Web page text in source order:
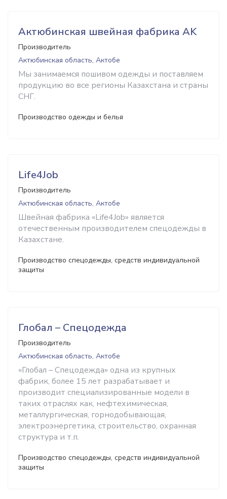
Актюбинская швейная фабрика AK
Производитель
Актюбинская область, Актобе
Мы занимаемся пошивом одежды и поставляем
продукцию во все регионы Казахстана и страны
СНГ.
Производство одежды и белья
Life4Job
Производитель
Актюбинская область, Актобе
Швейная фабрика «Life4Job» является
отечественным производителем спецодежды в
Казахстане.
Производство спецодежды, средств индивидуальной
защиты
Глобал – Спецодежда
Производитель
Актюбинская область, Актобе
«Глобал – Спецодежда» одна из крупных
фабрик, более 15 лет разрабатывает и
производит специализированные модели в
таких отраслях как, нефтехимическая,
металлургическая, горнодобывающая,
электроэнергетика, строительство, охранная
структура и т.п.
Производство спецодежды, средств индивидуальной
защиты